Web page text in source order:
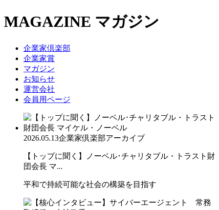
MAGAZINE マガジン
企業家倶楽部
企業家賞
マガジン
お知らせ
運営会社
会員用ページ
2026.05.13企業家倶楽部アーカイブ
【トップに聞く】ノーベル･チャリタブル・トラスト財
団会長 マ...
平和で持続可能な社会の構築を目指す